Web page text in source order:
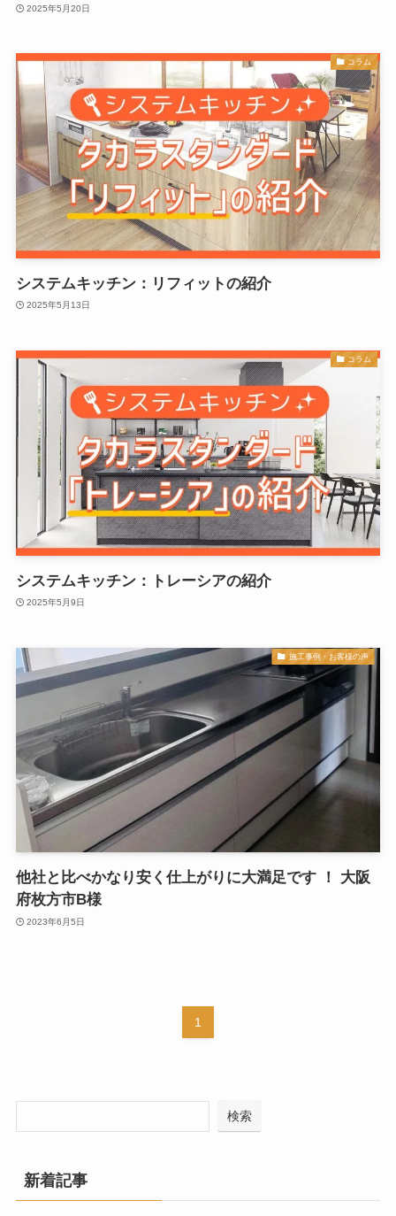
2025年5月20日
コラム
システムキッチン：リフィットの紹介
2025年5月13日
コラム
システムキッチン：トレーシアの紹介
2025年5月9日
施工事例・お客様の声
他社と比べかなり安く仕上がりに大満足です ！ 大阪
府枚方市B様
2023年6月5日
1
検索
新着記事